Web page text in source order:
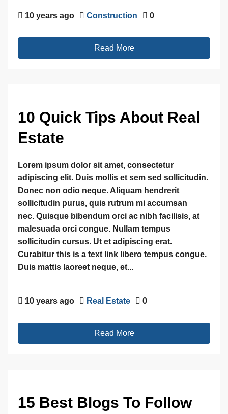
10 years ago Construction 0
Read More
10 Quick Tips About Real
Estate
Lorem ipsum dolor sit amet, consectetur
adipiscing elit. Duis mollis et sem sed sollicitudin.
Donec non odio neque. Aliquam hendrerit
sollicitudin purus, quis rutrum mi accumsan
nec. Quisque bibendum orci ac nibh facilisis, at
malesuada orci congue. Nullam tempus
sollicitudin cursus. Ut et adipiscing erat.
Curabitur this is a text link libero tempus congue.
Duis mattis laoreet neque, et...
10 years ago Real Estate 0
Read More
15 Best Blogs To Follow